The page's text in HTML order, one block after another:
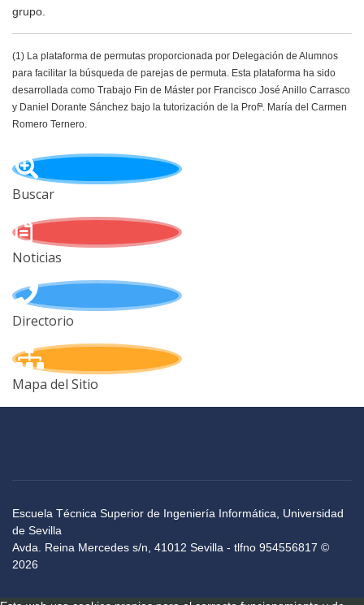
grupo.
(1) La plataforma de permutas proporcionada por Delegación de Alumnos
para facilitar la búsqueda de parejas de permuta. Esta plataforma ha sido
desarrollada como Trabajo Fin de Máster por Francisco José Anillo Carrasco
y Daniel Dorante Sánchez bajo la tutorización de la Profª. María del Carmen
Romero Ternero.
Buscar
Noticias
Directorio
Mapa del Sitio
Escuela Técnica Superior de Ingeniería Informática, Universidad
de Sevilla
Avda. Reina Mercedes s/n, 41012 Sevilla - tlfno 954556817 ©
2026